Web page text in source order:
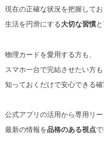
現在の正確な状況を把握してお
生活を円滑にする大切な習慣
物理カードを愛用する方も、
スマホ一台で完結させたい方も
知っておくだけで安心できる
公式アプリの活用から専用リー
最新の情報を品格のある視点